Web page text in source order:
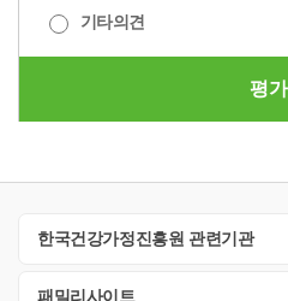
기타의견
평가
한국건강가정진흥원 관련기관
패밀리사이트